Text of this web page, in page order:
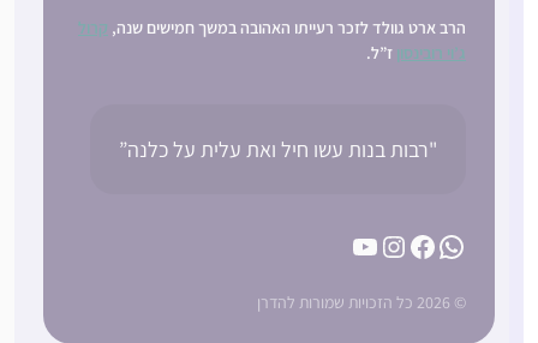
הרב ארט גוולד לזכר רעייתו האהובה במשך חמישים שנה,קרול
ג’וי רובינסוןז”ל.
"רבות בנות עשו חיל ואת עלית על כלנה”
WhatsApp
Facebook
Instagram
YouTube